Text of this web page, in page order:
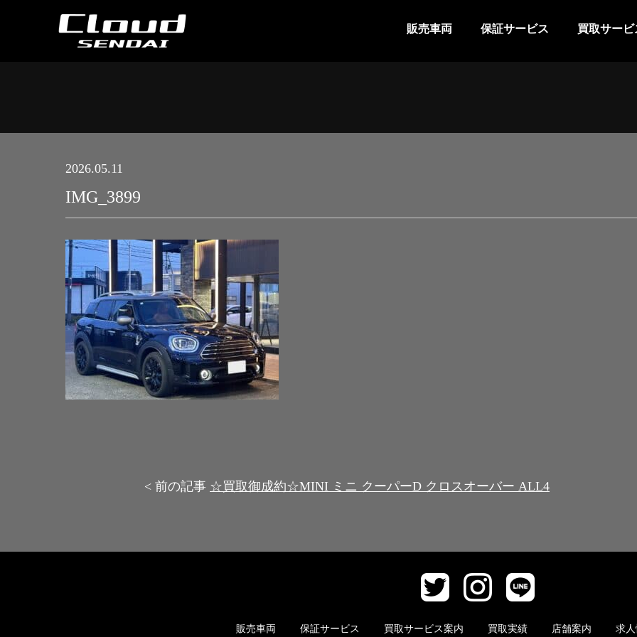
販売車両 保証サービス 買取サービ
2026.05.11
IMG_3899
< 前の記事 ☆買取御成約☆MINI ミニ クーパーD クロスオーバー ALL4
販売車両 保証サービス 買取サービス案内 買取実績 店舗案内 求